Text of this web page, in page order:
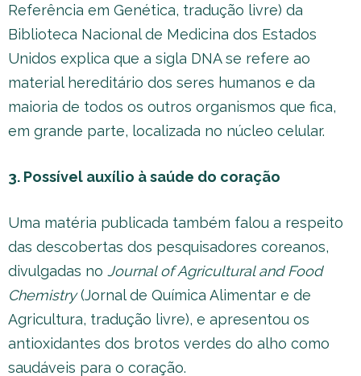
Referência em Genética, tradução livre) da
Biblioteca Nacional de Medicina dos Estados
Unidos explica que a sigla DNA se refere ao
material hereditário dos seres humanos e da
maioria de todos os outros organismos que fica,
em grande parte, localizada no núcleo celular.
3. Possível auxílio à saúde do coração
Uma matéria publicada também falou a respeito
das descobertas dos pesquisadores coreanos,
divulgadas no Journal of Agricultural and Food
Chemistry(Jornal de Química Alimentar e de
Agricultura, tradução livre), e apresentou os
antioxidantes dos brotos verdes do alho como
saudáveis para o coração.